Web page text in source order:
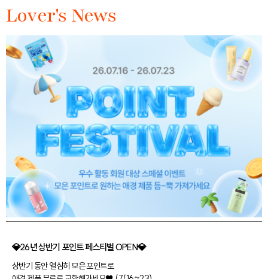
Lover's News
💎26년 상반기 포인트 페스티벌 OPEN💎
상반기 동안 열심히 모은 포인트로